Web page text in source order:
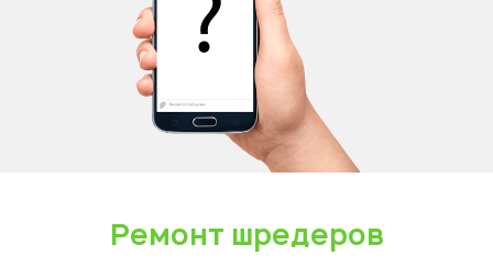
Ремонт шредеров